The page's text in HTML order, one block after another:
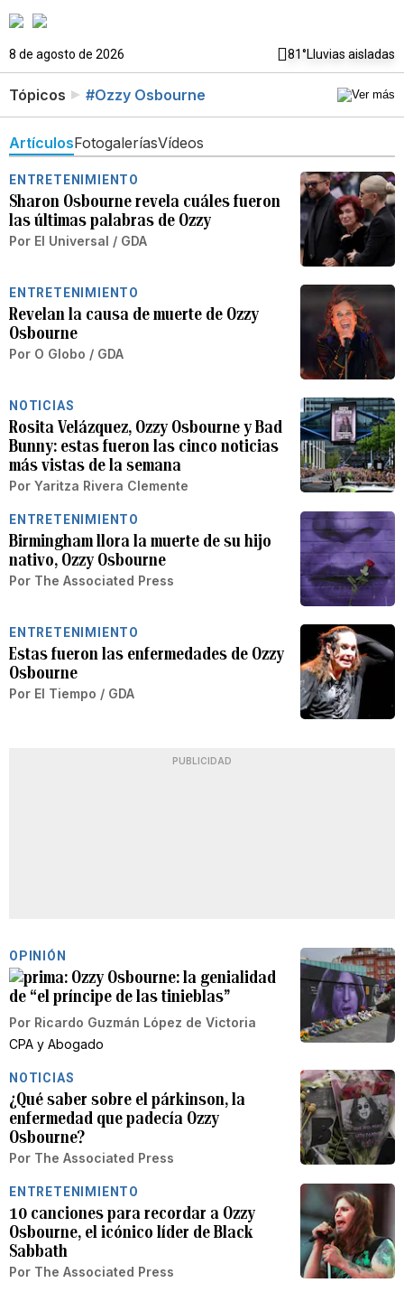
8 de agosto de 2026 81°Lluvias aisladas
Tópicos #Ozzy Osbourne
ArtículosFotogaleríasVídeos
ENTRETENIMIENTO
Sharon Osbourne revela cuáles fueron
las últimas palabras de Ozzy
Por El Universal / GDA
ENTRETENIMIENTO
Revelan la causa de muerte de Ozzy
Osbourne
Por O Globo / GDA
NOTICIAS
Rosita Velázquez, Ozzy Osbourne y Bad
Bunny: estas fueron las cinco noticias
más vistas de la semana
Por Yaritza Rivera Clemente
ENTRETENIMIENTO
Birmingham llora la muerte de su hijo
nativo, Ozzy Osbourne
Por The Associated Press
ENTRETENIMIENTO
Estas fueron las enfermedades de Ozzy
Osbourne
Por El Tiempo / GDA
PUBLICIDAD
OPINIÓN
Ozzy Osbourne: la genialidad
de “el príncipe de las tinieblas”
Por Ricardo Guzmán López de Victoria
CPA y Abogado
NOTICIAS
¿Qué saber sobre el párkinson, la
enfermedad que padecía Ozzy
Osbourne?
Por The Associated Press
ENTRETENIMIENTO
10 canciones para recordar a Ozzy
Osbourne, el icónico líder de Black
Sabbath
Por The Associated Press